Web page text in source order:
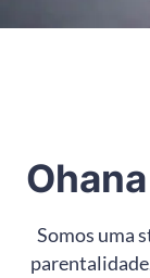
Somos uma